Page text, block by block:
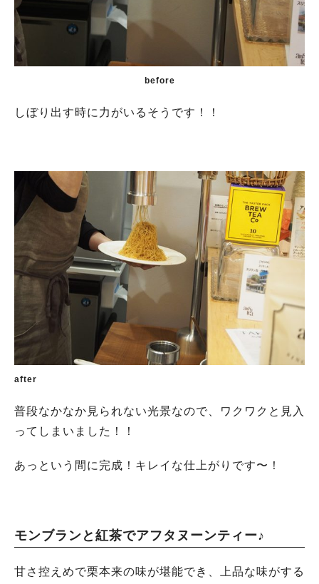
before
しぼり出す時に力がいるそうです！！
after
普段なかなか見られない光景なので、ワクワクと見入
ってしまいました！！
あっという間に完成！キレイな仕上がりです〜！
モンブランと紅茶でアフタヌーンティー♪
甘さ控えめで栗本来の味が堪能でき、上品な味がする